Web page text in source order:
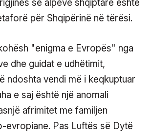
së alpeve shqiptare është
për Shqipërinë në tërësi.
"enigma e Evropës" nga
dhe guidat e udhëtimit,
ndoshta vendi më i keqkuptuar
e saj është një anomali
afrimitet me familjen
evropiane. Pas Luftës së Dytë